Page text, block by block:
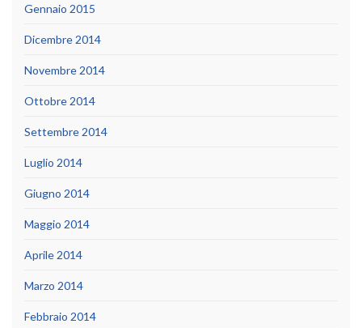
Gennaio 2015
Dicembre 2014
Novembre 2014
Ottobre 2014
Settembre 2014
Luglio 2014
Giugno 2014
Maggio 2014
Aprile 2014
Marzo 2014
Febbraio 2014